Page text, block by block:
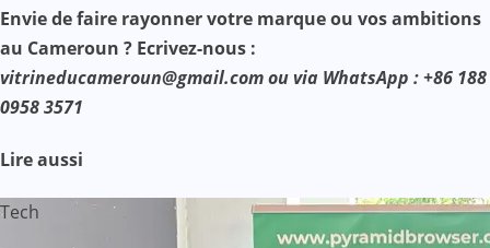
Envie de faire rayonner votre marque ou vos ambitions
au Cameroun ? Ecrivez-nous :
vitrineducameroun@gmail.com ou via WhatsApp : +86 188
0958 3571
Lire aussi
Tech